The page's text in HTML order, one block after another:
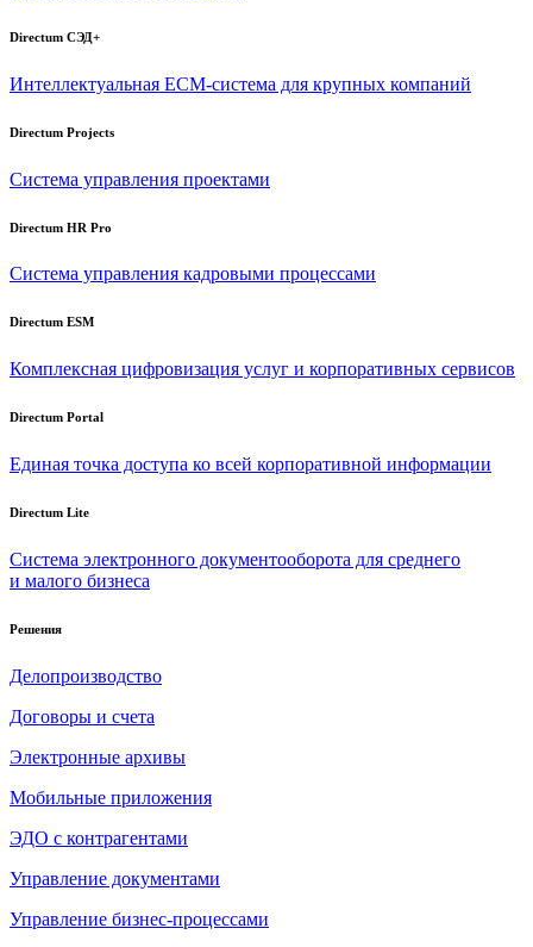
Directum СЭД+
Интеллектуальная ECM-система для крупных компаний
Directum Projects
Система управления проектами
Directum HR Pro
Система управления кадровыми процессами
Directum ESM
Комплексная цифровизация услуг и корпоративных сервисов
Directum Portal
Единая точка доступа ко всей корпоративной информации
Directum Lite
Система электронного документооборота для среднего
и малого бизнеса
Решения
Делопроизводство
Договоры и счета
Электронные архивы
Мобильные приложения
ЭДО с контрагентами
Управление документами
Управление бизнес-процессами